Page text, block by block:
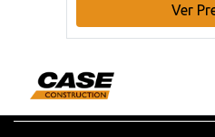
Ver